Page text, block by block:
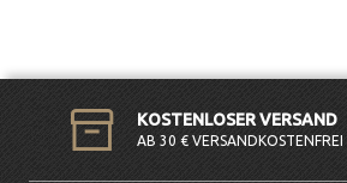
KOSTENLOSER VERSAND
AB 30 € VERSANDKOSTENFREI